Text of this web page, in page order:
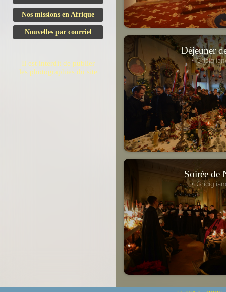
Nos missions en Afrique
Nouvelles par courriel
Il est interdit de publier
les photographies du site
Déjeuner
•
Soirée de
•